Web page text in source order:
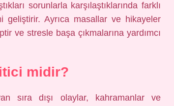
sorunlarla karşılaştıklarında farklı
geliştirir. Ayrıca masallar ve hikayeler
ve stresle başa çıkmalarına yardımcı
midir?
sıra dışı olaylar, kahramanlar ve